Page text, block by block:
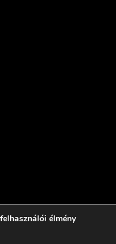
reserved
élmény